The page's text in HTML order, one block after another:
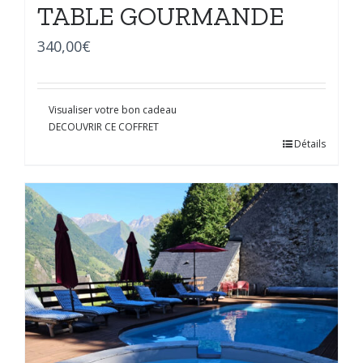
TABLE GOURMANDE
340,00€
Visualiser votre bon cadeau
DECOUVRIR CE COFFRET
Détails